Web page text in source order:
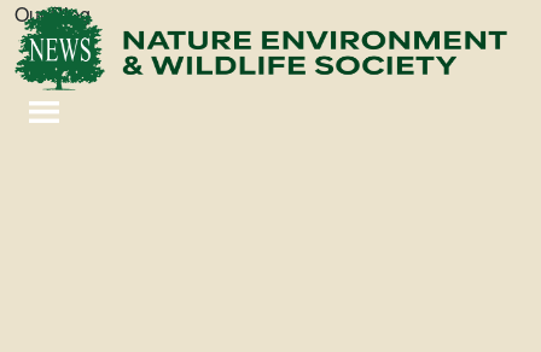
Our Blog